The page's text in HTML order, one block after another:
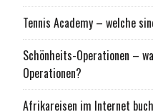
Tennis Academy – welche
Schönheits-Operationen –
Operationen?
Afrikareisen im Internet